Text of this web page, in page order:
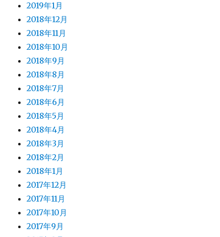
2019年1月
2018年12月
2018年11月
2018年10月
2018年9月
2018年8月
2018年7月
2018年6月
2018年5月
2018年4月
2018年3月
2018年2月
2018年1月
2017年12月
2017年11月
2017年10月
2017年9月